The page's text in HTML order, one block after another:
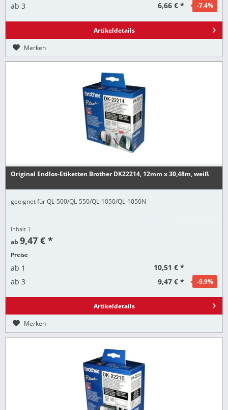
ab 3 6,66 € * -7.4%
Artikeldetails
Merken
Original Endlos-Etiketten Brother DK22214, 12mm x 30,48m, weiß
geeignet für QL-500/QL-550/QL-1050/QL-1050N
Inhalt 1
ab9,47 € *
Preise
ab 1
10,51 € *
ab 3 9,47 € * -9.9%
Artikeldetails
Merken